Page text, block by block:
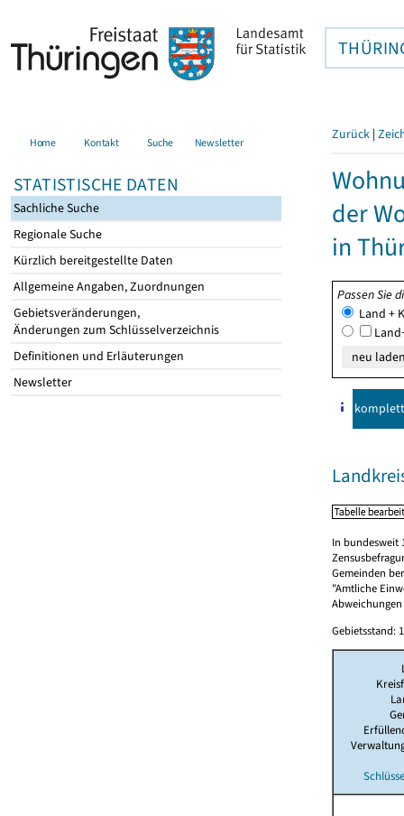
Home Kontakt Suche Newsletter
STATISTISCHE DATEN
Sachliche Suche
Regionale Suche
Kürzlich bereitgestellte Daten
Allgemeine Angaben, Zuordnungen
Gebietsveränderungen,
Änderungen zum Schlüsselverzeichnis
Definitionen und Erläuterungen
Newsletter
Zurück |
der
in
Passen Sie
Land +
komplett
In bundesweit
Gemeinden
"Amtliche
Gebietsstand: